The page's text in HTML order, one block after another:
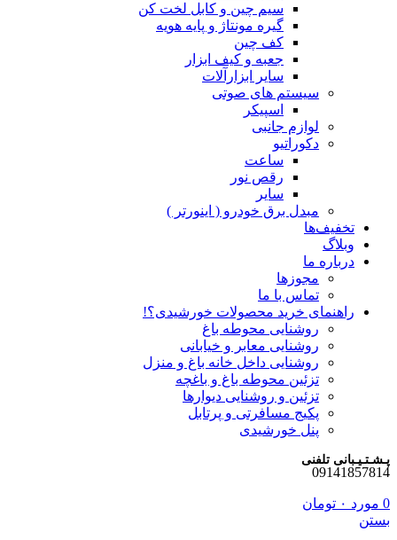
سیم چین و کابل لخت کن
گیره مونتاژ و پایه هویه
کف چین
جعبه و کیف ابزار
سایر ابزارآلات
سیستم های صوتی
اسپیکر
لوازم جانبی
دکوراتیو
ساعت
رقص نور
سایر
مبدل برق خودرو ( اینورتر )
تخفیف‌ها
وبلاگ
درباره ما
مجوزها
تماس با ما
راهنمای خرید محصولات خورشیدی؟!
روشنایی محوطه باغ
روشنایی معابر و خیابانی
روشنایی داخل خانه باغ و منزل
تزئین محوطه باغ و باغچه
تزئین و روشنایی دیوارها
پکیج مسافرتی و پرتابل
پنل خورشیدی
پـشـتـیـبانی تلفنی
09141857814
0 مورد ۰ تومان
بستن